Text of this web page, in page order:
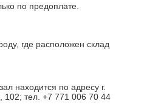
по предоплате.
где расположен склад
находится по адресу г.
102; тел. +7 771 006 70 44